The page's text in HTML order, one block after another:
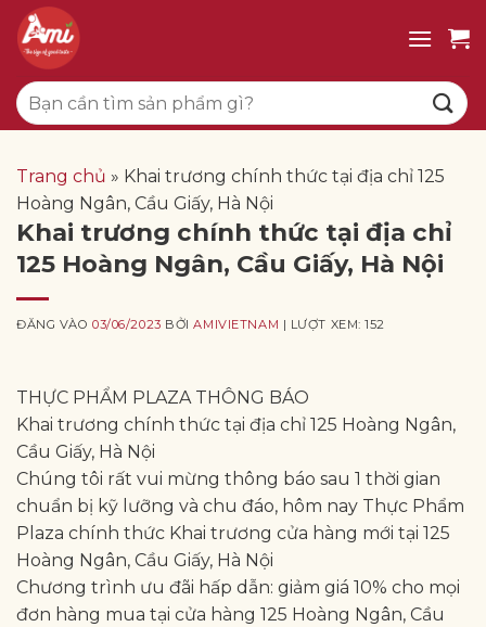
qua
dung
Tìm
kiếm:
Trang chủ » Khai trương chính thức tại địa chỉ 125
Hoàng Ngân, Cầu Giấy, Hà Nội
Khai trương chính thức tại địa chỉ
125 Hoàng Ngân, Cầu Giấy, Hà Nội
ĐĂNG VÀO03/06/2023 BỞIAMIVIETNAM | LƯỢT XEM: 152
THỰC PHẨM PLAZA THÔNG BÁO
Khai trương chính thức tại địa chỉ 125 Hoàng Ngân,
Cầu Giấy, Hà Nội
Chúng tôi rất vui mừng thông báo sau 1 thời gian
chuẩn bị kỹ lưỡng và chu đáo, hôm nay Thực Phẩm
Plaza chính thức Khai trương cửa hàng mới tại 125
Hoàng Ngân, Cầu Giấy, Hà Nội
Chương trình ưu đãi hấp dẫn: giảm giá 10% cho mọi
đơn hàng mua tại cửa hàng 125 Hoàng Ngân, Cầu